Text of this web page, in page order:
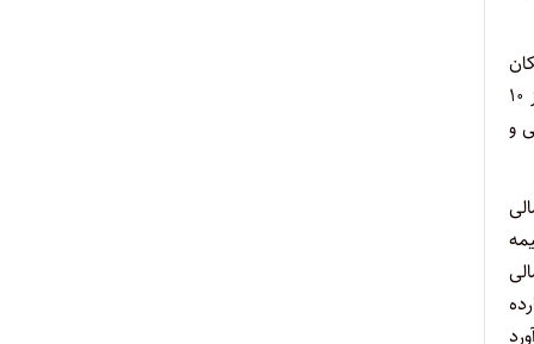
پذیر است و با عنایت به محدودیت قانونی جبران خسارت مذکور، تصوّر شاکی مبنی بر محدود نمودن دریافت خسارت به خودروهایی که کمتر از ۱۰
و
و بیمه
مالی